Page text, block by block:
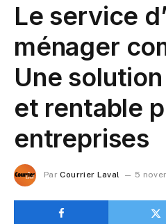
Le service
ménager
Une
et rentable
entreprises
Par Courrier Laval 5